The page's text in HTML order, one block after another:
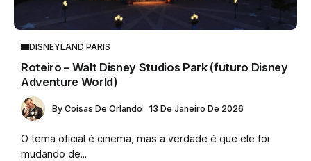
DISNEYLAND PARIS
Roteiro – Walt Disney Studios Park (futuro Disney
Adventure World)
By Coisas De Orlando 13 De Janeiro De 2026
O tema oficial é cinema, mas a verdade é que ele foi
mudando de...